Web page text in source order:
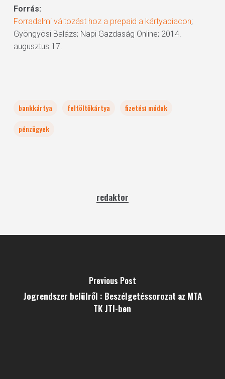
Forrás:
Forradalmi változást hoz a prepaid a kártyapiacon;
Gyöngyösi Balázs; Napi Gazdaság Online; 2014.
augusztus 17.
bankkártya feltöltőkártya
fizetési módok
pénzügyek
redaktor
Previous Post
Jogrendszer belülről : Beszélgetéssorozat az MTA
TK JTI-ben